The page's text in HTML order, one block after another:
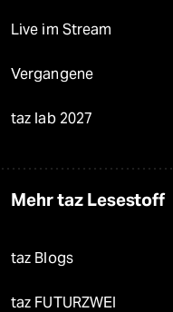
Live im Stream
Vergangene
taz lab 2027
Mehr taz Lesestoff
taz Blogs
taz FUTURZWEI